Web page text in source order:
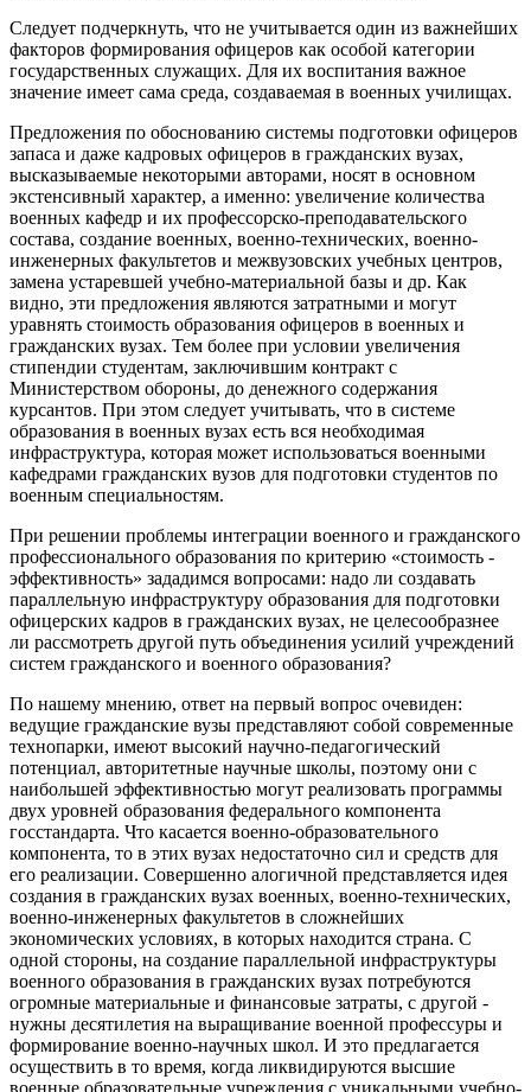
Следует подчеркнуть, что не учитывается один из важнейших
факторов формирования офицеров как особой категории
государственных служащих. Для их воспитания важное
значение имеет сама среда, создаваемая в военных училищах.
Предложения по обоснованию системы подготовки офицеров
запаса и даже кадровых офицеров в гражданских вузах,
высказываемые некоторыми авторами, носят в основном
экстенсивный характер, а именно: увеличение количества
военных кафедр и их профессорско-преподавательского
состава, создание военных, военно-технических, военно-
инженерных факультетов и межвузовских учебных центров,
замена устаревшей учебно-материальной базы и др. Как
видно, эти предложения являются затратными и могут
уравнять стоимость образования офицеров в военных и
гражданских вузах. Тем более при условии увеличения
стипендии студентам, заключившим контракт с
Министерством обороны, до денежного содержания
курсантов. При этом следует учитывать, что в системе
образования в военных вузах есть вся необходимая
инфраструктура, которая может использоваться военными
кафедрами гражданских вузов для подготовки студентов по
военным специальностям.
При решении проблемы интеграции военного и гражданского
профессионального образования по критерию «стоимость -
эффективность» зададимся вопросами: надо ли создавать
параллельную инфраструктуру образования для подготовки
офицерских кадров в гражданских вузах, не целесообразнее
ли рассмотреть другой путь объединения усилий учреждений
систем гражданского и военного образования?
По нашему мнению, ответ на первый вопрос очевиден:
ведущие гражданские вузы представляют собой современные
технопарки, имеют высокий научно-педагогический
потенциал, авторитетные научные школы, поэтому они с
наибольшей эффективностью могут реализовать программы
двух уровней образования федерального компонента
госстандарта. Что касается военно-образовательного
компонента, то в этих вузах недостаточно сил и средств для
его реализации. Совершенно алогичной представляется идея
создания в гражданских вузах военных, военно-технических,
военно-инженерных факультетов в сложнейших
экономических условиях, в которых находится страна. С
одной стороны, на создание параллельной инфраструктуры
военного образования в гражданских вузах потребуются
огромные материальные и финансовые затраты, с другой -
нужны десятилетия на выращивание военной профессуры и
формирование военно-научных школ. И это предлагается
осуществить в то время, когда ликвидируются высшие
военные образовательные учреждения с уникальными учебно-